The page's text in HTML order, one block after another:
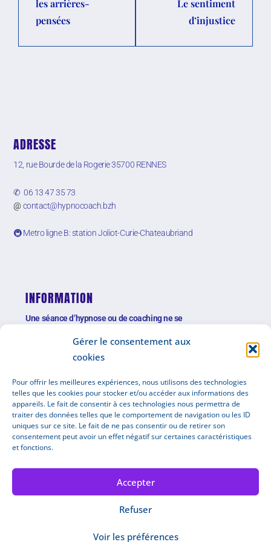
Gérer le consentement aux
cookies
Pour offrir les meilleures expériences, nous utilisons des technologies
telles que les cookies pour stocker et/ou accéder aux informations des
appareils. Le fait de consentir à ces technologies nous permettra de
traiter des données telles que le comportement de navigation ou les ID
uniques sur ce site. Le fait de ne pas consentir ou de retirer son
consentement peut avoir un effet négatif sur certaines caractéristiques
et fonctions.
Accepter
Refuser
Voir les préférences
les arrières-
pensées
Le sentiment
d’injustice
ADRESSE
12, rue Bourde de la Rogerie35700 RENNES
✆ 06 13 47 35 73
@ contact@hypnocoach.bzh
🚇 Metro ligne B: station Joliot-Curie-Chateaubriand
INFORMATION
Une séance d’hypnose ou de coaching ne se
TARIFS :
Le tarif de base d’une consultation en
coaching ou en hypnose est de80€.
Il existe plusieurs forfaits pour les
suivis sur des longues durées